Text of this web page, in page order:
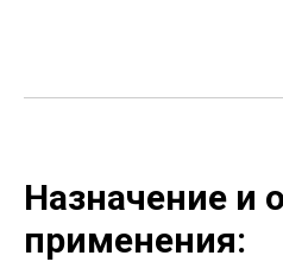
Назначение и
применения: